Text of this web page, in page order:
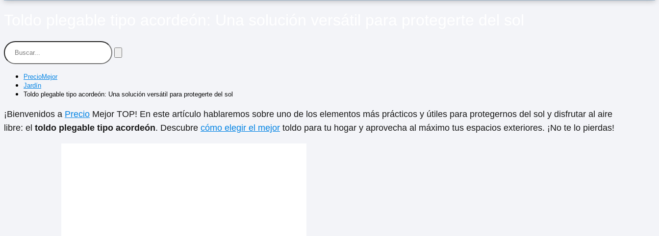
PrecioMejor
Jardín
Toldo plegable tipo acordeón: Una solución versátil para protegerte del sol
¡Bienvenidos a Precio Mejor TOP! En este artículo hablaremos sobre uno de los elementos más prácticos y útiles para protegernos del sol y disfrutar al aire
libre: el toldo plegable tipo acordeón. Descubre cómo elegir el mejor toldo para tu hogar y aprovecha al máximo tus espacios exteriores. ¡No te lo pierdas!